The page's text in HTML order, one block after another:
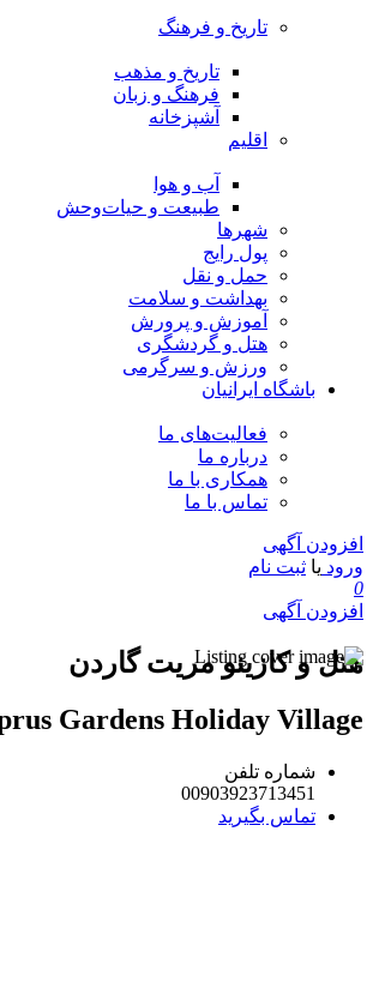
تاریخ و فرهنگ
تاریخ و مذهب
فرهنگ و زبان
آشپزخانه
اقلیم
آب و هوا
طبیعت و حیات‌وحش
شهرها
پول رایج
حمل و نقل
بهداشت و سلامت
آموزش و پرورش
هتل و گردشگری
ورزش و سرگرمی
باشگاه ایرانیان
فعالیت‌های ما
درباره ما
همکاری با ما
تماس با ما
افزودن آگهی
ورود یا ثبت نام
0
افزودن آگهی
هتل و کازینو مریت گاردن
Gardens Holiday Village
شماره تلفن
00903923713451
تماس بگیرید